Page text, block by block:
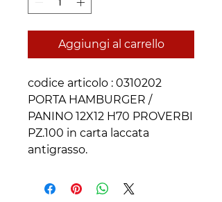
Aggiungi al carrello
codice articolo : 0310202
PORTA HAMBURGER /
PANINO 12X12 H70 PROVERBI
PZ.100 in carta laccata
antigrasso.